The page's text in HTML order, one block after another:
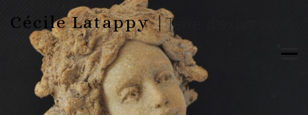
Cécile Latappy |Terre d'expressions